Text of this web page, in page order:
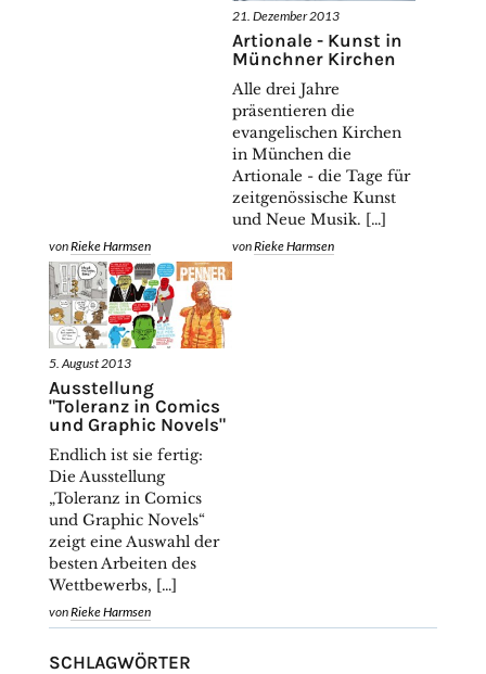
vonRieke Harmsen
21. Dezember 2013
Artionale - Kunst in
Münchner Kirchen
Alle drei Jahre
präsentieren die
evangelischen Kirchen
in München die
Artionale - die Tage für
zeitgenössische Kunst
und Neue Musik. […]
vonRieke Harmsen
5. August 2013
Ausstellung
"Toleranz in Comics
und Graphic Novels"
Endlich ist sie fertig:
Die Ausstellung
„Toleranz in Comics
und Graphic Novels“
zeigt eine Auswahl der
besten Arbeiten des
Wettbewerbs, […]
vonRieke Harmsen
SCHLAGWÖRTER